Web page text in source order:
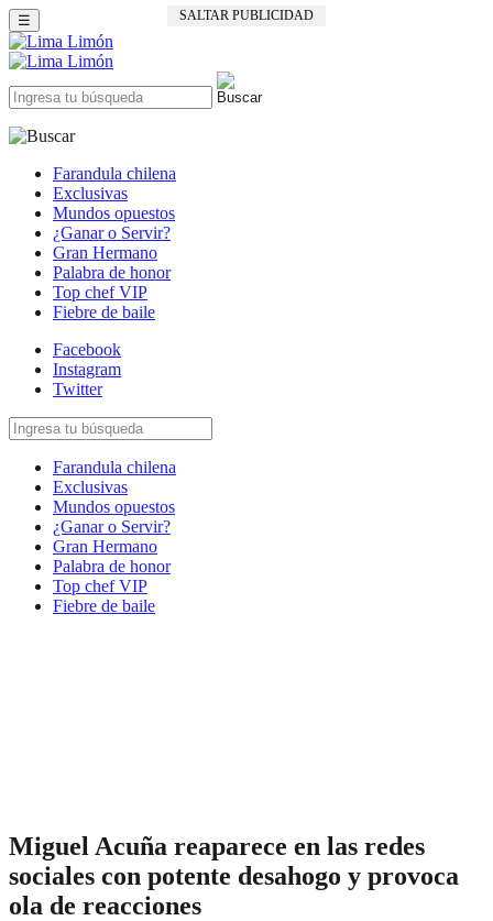
SALTAR PUBLICIDAD
☰
Farandula chilena
Exclusivas
Mundos opuestos
¿Ganar o Servir?
Gran Hermano
Palabra de honor
Top chef VIP
Fiebre de baile
Facebook
Instagram
Twitter
Farandula chilena
Exclusivas
Mundos opuestos
¿Ganar o Servir?
Gran Hermano
Palabra de honor
Top chef VIP
Fiebre de baile
Miguel Acuña reaparece en las redes
sociales con potente desahogo y provoca
ola de reacciones